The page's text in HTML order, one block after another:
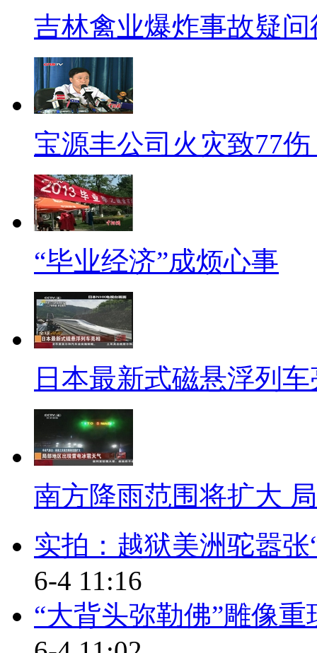
导下进行”。一位驾校教练员表
【同期】河北某驾校教练 梁
我觉得(驾照直考)可行性不大
记录仪的(教练车)，而且场地啊
标题：宁波记者暗访碰壁 直
【解说】宁波王小姐是媒体
本想去宁波市公安局交通警察局
行报考驾照，必须通过驾校才
被吊销驾照需重新考试的人呢
带着这样的疑问，她来到宁波
方一口回绝了王小姐的报名要求
【同期】媒体人 王小姐
他们给我们的结果就是不管
【解说】对此，宁波市公安
珏昊向记者介绍说，根据最新
人员必须通过规定学时后，经
施起来是很难。记者又联系了
恕，他说目前驾照直考的法规支
【同期】杭州市交警支队车
根据我们交通法实施条例 然
吉林禽业爆炸事故疑问
宝源丰公司火灾致77
“毕业经济”成烦心事
日本最新式磁悬浮列
南方降雨范围将扩大
实拍：越狱美洲驼嚣
6-4 11:16
“大背头弥勒佛”雕像